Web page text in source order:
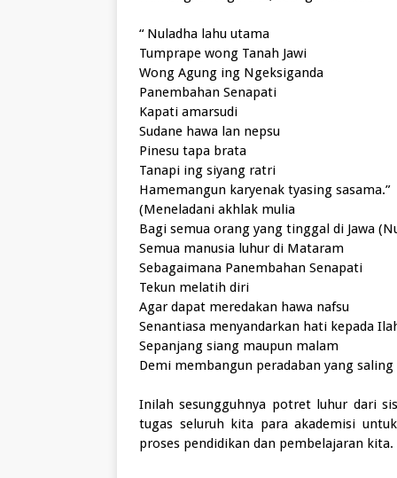
“ Nuladha lahu utama
Tumprape wong Tanah Jawi
Wong Agung ing Ngeksiganda
Panembahan Senapati
Kapati amarsudi
Sudane hawa lan nepsu
Pinesu tapa brata
Tanapi ing siyang ratri
Hamemangun karyenak tyasing sasama.”
(Meneladani akhlak mulia
Bagi semua orang yang tinggal di Jawa
Semua manusia luhur di Mataram
Sebagaimana Panembahan Senapati
Tekun melatih diri
Agar dapat meredakan hawa nafsu
Senantiasa menyandarkan hati kepada
Sepanjang siang maupun malam
Demi membangun peradaban yang
Inilah sesungguhnya potret luhur dari
tugas seluruh kita para akademisi
proses pendidikan dan pembelajaran kita.